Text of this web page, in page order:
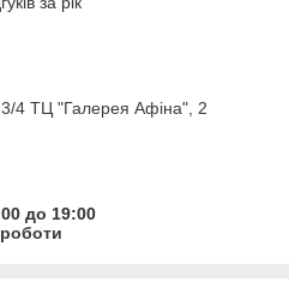
4 ТЦ "Галерея Афіна", 2
до 19:00